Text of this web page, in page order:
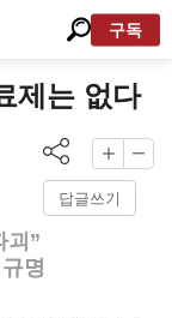
구독
제는 없다
답글쓰기
괴”
명